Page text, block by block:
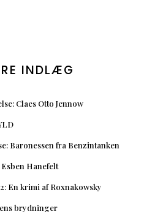
INDLÆG
Claes Otto Jennow
Baronessen fra Benzintanken
Hanefelt
En krimi af Roxnakowsky
brydninger